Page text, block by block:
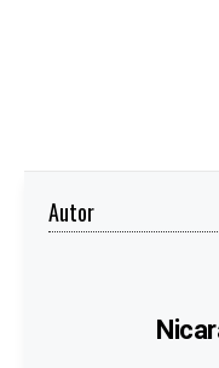
Autor